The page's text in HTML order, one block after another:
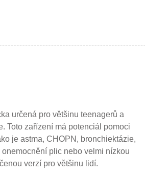
určená pro většinu teenagerů a
Toto zařízení má potenciál pomoci
je astma, CHOPN, bronchiektázie,
plic nebo velmi nízkou
verzí pro většinu lidí.